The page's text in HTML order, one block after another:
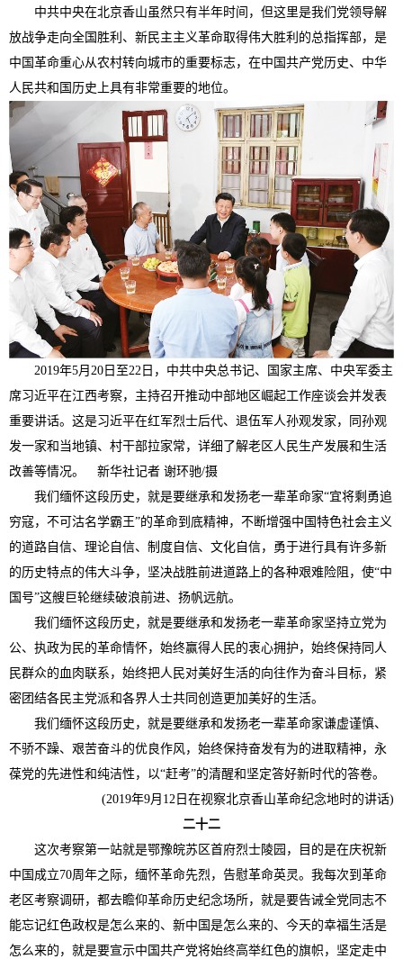
中共中央在北京香山虽然只有半年时间，但这里是我们党领导解
放战争走向全国胜利、新民主主义革命取得伟大胜利的总指挥部，是
中国革命重心从农村转向城市的重要标志，在中国共产党历史、中华
人民共和国历史上具有非常重要的地位。
2019年5月20日至22日，中共中央总书记、国家主席、中央军委主
席习近平在江西考察，主持召开推动中部地区崛起工作座谈会并发表
重要讲话。这是习近平在红军烈士后代、退伍军人孙观发家，同孙观
发一家和当地镇、村干部拉家常，详细了解老区人民生产发展和生活
改善等情况。 新华社记者 谢环驰/摄
我们缅怀这段历史，就是要继承和发扬老一辈革命家“宜将剩勇追
穷寇，不可沽名学霸王”的革命到底精神，不断增强中国特色社会主义
的道路自信、理论自信、制度自信、文化自信，勇于进行具有许多新
的历史特点的伟大斗争，坚决战胜前进道路上的各种艰难险阻，使“中
国号”这艘巨轮继续破浪前进、扬帆远航。
我们缅怀这段历史，就是要继承和发扬老一辈革命家坚持立党为
公、执政为民的革命情怀，始终赢得人民的衷心拥护，始终保持同人
民群众的血肉联系，始终把人民对美好生活的向往作为奋斗目标，紧
密团结各民主党派和各界人士共同创造更加美好的生活。
我们缅怀这段历史，就是要继承和发扬老一辈革命家谦虚谨慎、
不骄不躁、艰苦奋斗的优良作风，始终保持奋发有为的进取精神，永
葆党的先进性和纯洁性，以“赶考”的清醒和坚定答好新时代的答卷。
(2019年9月12日在视察北京香山革命纪念地时的讲话)
二十二
这次考察第一站就是鄂豫皖苏区首府烈士陵园，目的是在庆祝新
中国成立70周年之际，缅怀革命先烈，告慰革命英灵。我每次到革命
老区考察调研，都去瞻仰革命历史纪念场所，就是要告诫全党同志不
能忘记红色政权是怎么来的、新中国是怎么来的、今天的幸福生活是
怎么来的，就是要宣示中国共产党将始终高举红色的旗帜，坚定走中